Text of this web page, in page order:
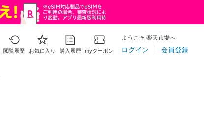
閲覧履歴 お気に入り 購入履歴 myクーポン
ようこそ 楽天市場へ
ログイン 会員登録